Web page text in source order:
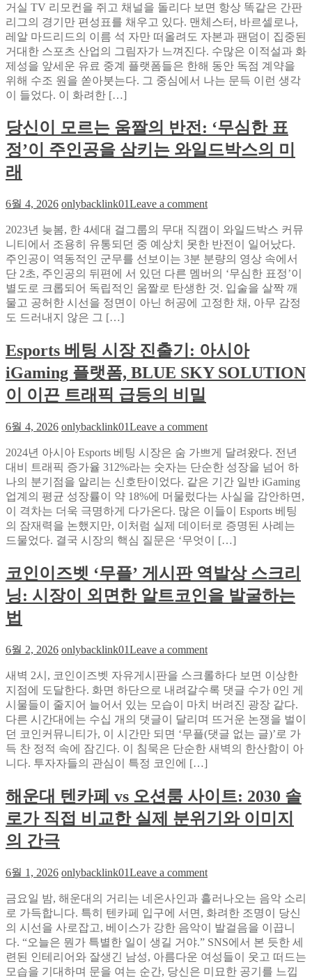
크
를
한
번
에
찾
해
외
사
비
교
료
중
계
의
사
각
를
뚫
다:
비
로
찾
는
숨
은
해
이
너
리
기
거실 TV 리모컨을 쥐고 채널을 돌리다 보면 항상 똑같은 간판
리그의 경기만 편성표를 채우고 있다. 맨체스터, 바르셀로나,
레알 마드리드의 이름 석 자만 떠올려도 자본과 팬덤이 집중된
거대한 스포츠 산업의 그림자가 느껴진다. 수많은 이적설과 화
제성을 앞세운 유료 중계 플랫폼들은 한해 동안 독점 계약을
위해 수조 원을 쏟아붓는다. 그 중심에서 나는 문득 이런 생각
이 들었다. 이 화려한 […]
당신이 모르는 움짤의 반전: ‘무심한 표
정’이 주인공을 삼키는 와일드박스의 미
래
6월 4, 2026 onlybacklink01Leave a commenton
신
이
모
르
는
움
반
전:
‘무
정’이
주
인
공
을
삼
키
는
일
드
박
래
2023년 늦봄, 한 4세대 걸그룹의 무대 직캠이 와일드박스 커뮤
니티에서 조용히 유통되던 중 예상치 못한 반전이 일어났다.
주인공이 역동적인 군무를 선보이는 3분 분량의 영상 속에서
단 2초, 주인공의 뒤편에 서 있던 다른 멤버의 ‘무심한 표정’이
별도로 크롭되어 독립적인 움짤로 탄생한 것. 입술을 살짝 깨
물고 공허한 시선을 정면이 아닌 허공에 고정한 채, 아무 감정
도 드러내지 않은 그 […]
Esports 베팅 시장 진출기: 아시아
iGaming 플랫폼, BLUE SKY SOLUTION
이 이끈 트래픽 급등의 비밀
6월 4, 2026 onlybacklink01Leave a commenton
베
팅
시
장
진
출
기:
시
아
iGaming
BLUE
SOLUTION
이
이
끈
트
래
등
의
비
2024년 아시아 Esports 베팅 시장은 숨 가쁘게 달려왔다. 전년
대비 트래픽 증가율 312%라는 숫자는 단순한 성장을 넘어 하
나의 분기점을 알리는 신호탄이었다. 같은 기간 일반 iGaming
업계의 평균 성장률이 약 18%에 머물렀다는 사실을 감안하면,
이 격차는 더욱 극명하게 다가온다. 많은 이들이 Esports 베팅
의 잠재력을 논했지만, 이처럼 실제 데이터로 증명된 사례는
드물었다. 결국 시장의 핵심 질문은 ‘무엇이 […]
코인이즈벳 ‘무플’ 게시판 역발상 스크리
닝: 시장이 외면한 알트코인을 발굴하는
법
6월 2, 2026 onlybacklink01Leave a commenton
인
이
즈
벳
‘무
플’
판
역
발
리
닝:
시
장
이
외
면
새벽 2시, 코인이즈벳 자유게시판을 스크롤하다 보면 이상한
지점에 도달한다. 화면 하단으로 내려갈수록 댓글 수가 0인 게
시물들이 줄지어 늘어서 있는 모습이 마치 버려진 광장 같다.
다른 시간대에는 수십 개의 댓글이 달리며 뜨거운 논쟁을 벌이
던 코인커뮤니티가, 이 시간만 되면 ‘무플(댓글 없는 글)’로 가
득 찬 정적 속에 잠긴다. 이 침묵은 단순한 새벽의 한산함이 아
니다. 투자자들의 관심이 특정 코인에 […]
해운대 텐카페 vs 오션룸 사이트: 2030 솔
로가 직접 비교한 실제 분위기와 이미지
의 간극
6월 1, 2026 onlybacklink01Leave a commenton
운
대
텐
카
페
vs
금요일 밤, 해운대의 거리는 네온사인과 흘러나오는 음악 소리
로 가득합니다. 특히 텐카페 입구에 서면, 화려한 조명이 당신
의 시선을 사로잡고, 베이스가 강한 음악이 발걸음을 이끕니
다. “오늘은 뭔가 특별한 일이 생길 거야.” SNS에서 본 듯한 세
련된 인테리어와 잘생긴 남성, 아름다운 여성들이 웃고 떠드는
모습을 기대하며 문을 여는 순간, 당신은 미묘한 공기를 느낍